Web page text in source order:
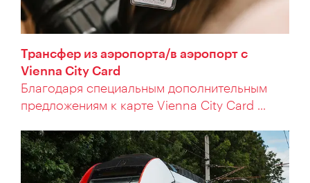
Трансфер из аэропорта/в аэропорт с
Vienna City Card
Благодаря специальным дополнительным
предложениям к карте Vienna City Card ...